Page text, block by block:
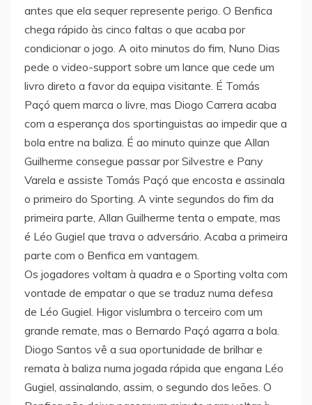
antes que ela sequer represente perigo. O Benfica
chega rápido às cinco faltas o que acaba por
condicionar o jogo. A oito minutos do fim, Nuno Dias
pede o video-support sobre um lance que cede um
livro direto a favor da equipa visitante. É Tomás
Paçó quem marca o livre, mas Diogo Carrera acaba
com a esperança dos sportinguistas ao impedir que a
bola entre na baliza. É ao minuto quinze que Allan
Guilherme consegue passar por Silvestre e Pany
Varela e assiste Tomás Paçó que encosta e assinala
o primeiro do Sporting. A vinte segundos do fim da
primeira parte, Allan Guilherme tenta o empate, mas
é Léo Gugiel que trava o adversário. Acaba a primeira
parte com o Benfica em vantagem.
Os jogadores voltam à quadra e o Sporting volta com
vontade de empatar o que se traduz numa defesa
de Léo Gugiel. Higor vislumbra o terceiro com um
grande remate, mas o Bernardo Paçó agarra a bola.
Diogo Santos vê a sua oportunidade de brilhar e
remata à baliza numa jogada rápida que engana Léo
Gugiel, assinalando, assim, o segundo dos leões. O